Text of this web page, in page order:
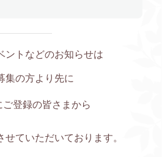
ントなどのお知らせは
集の方より先に
ご登録の皆さまから
せていただいております。